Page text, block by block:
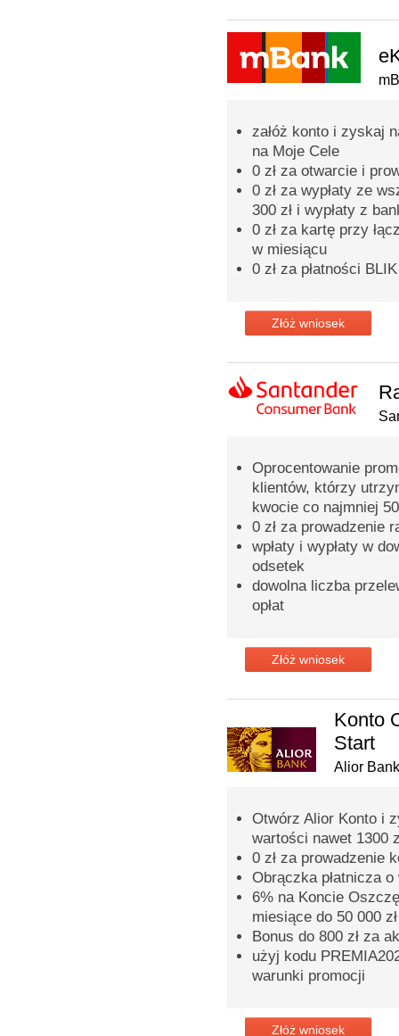
załóż konto i zyskaj
na Moje Cele
0 zł za otwarcie i
0 zł za wypłaty ze
300 zł i wypłaty z
0 zł za kartę przy
w miesiącu
0 zł za płatności
Złóż wniosek
Oprocentowanie
klientów, którzy
kwocie co najmniej
0 zł za prowadzenie
wpłaty i wypłaty w
odsetek
dowolna liczba
opłat
Złóż wniosek
Konto
Start
Alior Bank
Otwórz Alior Konto i
wartości nawet 1300
0 zł za prowadzenie
Obrączka płatnicza o
6% na Koncie
miesiące do 50 000 zł
Bonus do 800 zł za
użyj kodu
warunki promocji
Złóż wniosek